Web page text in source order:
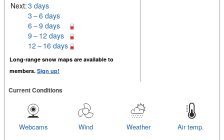
Next:3 days
3 – 6 days
6 – 9 days
9 – 12 days
12 – 16 days
Long-range snow maps are available to
members. Sign up!
Current Conditions
Air temp.
Weather
Wind
Webcams